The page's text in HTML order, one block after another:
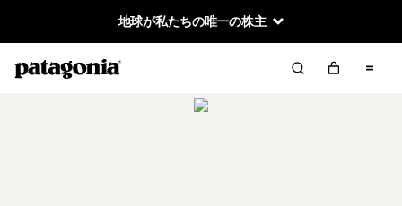
地球が私たちの唯一の株主